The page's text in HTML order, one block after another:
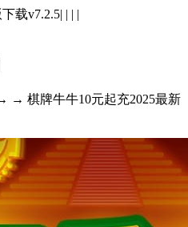
载v7.2.5| | | |
→ 棋牌牛牛10元起充2025最新